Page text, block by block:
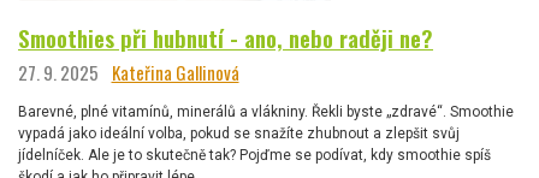
Smoothies při hubnutí - ano, nebo raději ne?
27. 9. 2025 Kateřina Gallinová
Barevné, plné vitamínů, minerálů a vlákniny. Řekli byste „zdravé“. Smoothie
vypadá jako ideální volba, pokud se snažíte zhubnout a zlepšit svůj
jídelníček. Ale je to skutečně tak? Pojďme se podívat, kdy smoothie spíš